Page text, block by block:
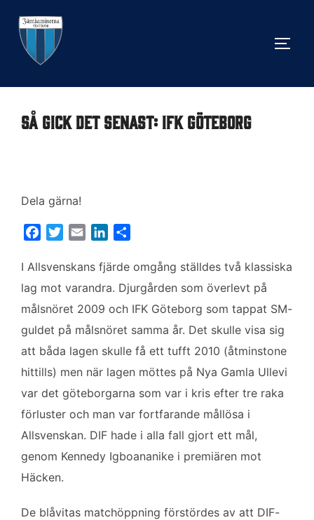
innehåll
Så gick det senast: IFK Göteborg
Dela gärna!
c
e
o
o
k
i
t
e
r
a
i
n
k
d
I
n
a
I Allsvenskans fjärde omgång ställdes två klassiska
lag mot varandra. Djurgården som överlevt på
målsnöret 2009 och IFK Göteborg som tappat SM-
guldet på målsnöret samma år. Det skulle visa sig
att båda lagen skulle få ett tufft 2010 (åtminstone
hittills) men när lagen möttes på Nya Gamla Ullevi
var det göteborgarna som var i kris efter tre raka
förluster och man var fortfarande mållösa i
Allsvenskan. DIF hade i alla fall gjort ett mål,
genom Kennedy Igboananike i premiären mot
Häcken.
De blåvitas matchöppning förstördes av att DIF-